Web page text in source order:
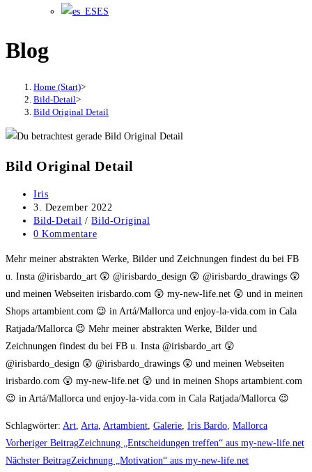
ES
Blog
Home (Start)>
Bild-Detail>
Bild Original Detail
Bild Original Detail
Beitrags-
Autor:
Iris
Beitrag
veröffentlicht:
3. Dezember 2022
Beitrags-
Kategorie:
Bild-Detail / Bild-Original
Beitrags-
0 Kommentare
Mehr meiner abstrakten Werke, Bilder und Zeichnungen findest du bei FB
u. Insta @irisbardo_art 😲 @irisbardo_design 😲 @irisbardo_drawings 😲
und meinen Webseiten irisbardo.com 😲 my-new-life.net 😲 und in meinen
Shops artambient.com 😉 in Artá/Mallorca und enjoy-la-vida.com in Cala
Ratjada/Mallorca 😉 Mehr meiner abstrakten Werke, Bilder und
Zeichnungen findest du bei FB u. Insta @irisbardo_art 😲
@irisbardo_design 😲 @irisbardo_drawings 😲 und meinen Webseiten
irisbardo.com 😲 my-new-life.net 😲 und in meinen Shops artambient.com
😉 in Artá/Mallorca und enjoy-la-vida.com in Cala Ratjada/Mallorca 😉
Schlagwörter: Art, Arta, Artambient, Galerie, Iris Bardo, Mallorca
Weitere
Artikel
Vorheriger BeitragZeichnung „Entscheidungen treffen“ aus my-new-life.net
Nächster BeitragZeichnung „Motivation“ aus my-new-life.net